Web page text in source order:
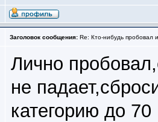
Заголовок сообщения: Re: Кто-нибудь пробовал
Лично
не
категорию до 70